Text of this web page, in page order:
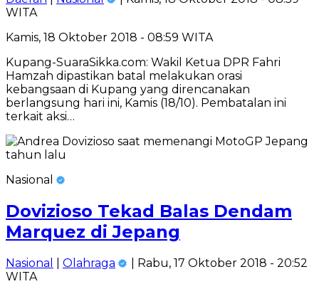
WITA
Kamis, 18 Oktober 2018 - 08:59 WITA
Kupang-SuaraSikka.com: Wakil Ketua DPR Fahri
Hamzah dipastikan batal melakukan orasi
kebangsaan di Kupang yang direncanakan
berlangsung hari ini, Kamis (18/10). Pembatalan ini
terkait aksi…
Nasional
Dovizioso Tekad Balas Dendam
Marquez di Jepang
Nasional Olahraga
| Rabu, 17 Oktober 2018 - 20:52
WITA